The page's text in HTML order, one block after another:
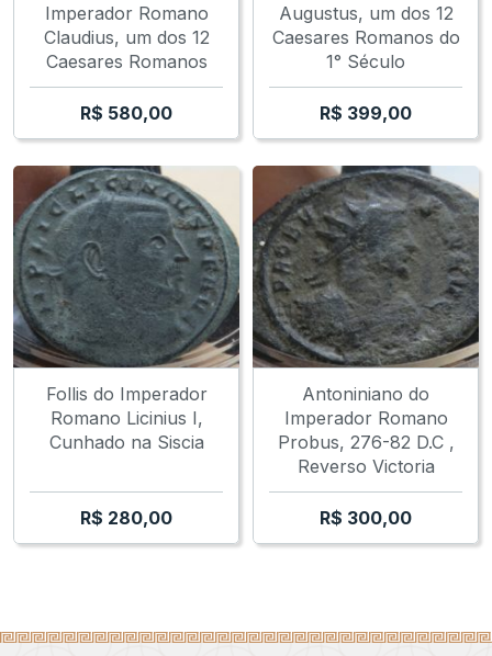
Imperador Romano
Claudius, um dos 12
Caesares Romanos
R$ 580,00
Augustus, um dos 12
Caesares Romanos do
1° Século
R$ 399,00
Follis do Imperador
Romano Licinius I,
Cunhado na Siscia
R$ 280,00
Antoniniano do
Imperador Romano
Probus, 276-82 D.C ,
Reverso Victoria
R$ 300,00